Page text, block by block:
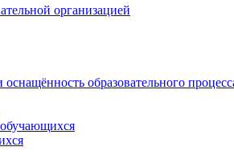
организацией
образовательного